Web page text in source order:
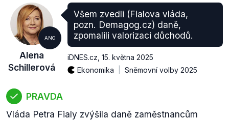
ANO
Alena
Schillerová
Všem zvedli (Fialova vláda,
pozn. Demagog.cz) daně,
zpomalili valorizaci důchodů.
iDNES.cz 15. května 2025
Ekonomika
Sněmovní volby 2025
PRAVDA
Vláda Petra Fialy zvýšila daně zaměstnancům